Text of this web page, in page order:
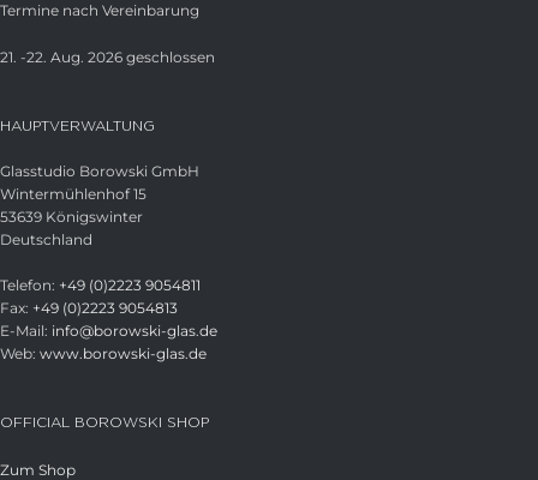
Termine nach Vereinbarung
21. -22. Aug. 2026 geschlossen
HAUPTVERWALTUNG
Glasstudio Borowski GmbH
Wintermühlenhof 15
53639 Königswinter
Deutschland
Telefon: +49 (0)2223 9054811
Fax: +49 (0)2223 9054813
E-Mail: info@borowski-glas.de
Web: www.borowski-glas.de
OFFICIAL BOROWSKI SHOP
Zum Shop